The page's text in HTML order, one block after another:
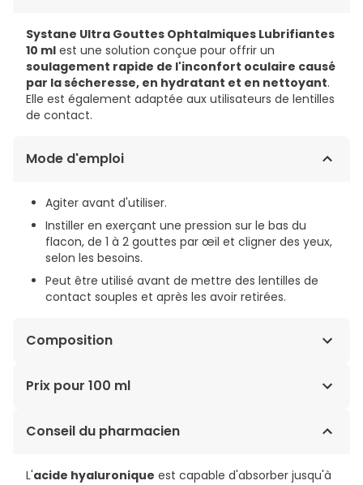
Systane Ultra Gouttes Ophtalmiques Lubrifiantes
10 ml est une solution conçue pour offrir un
soulagement rapide de l'inconfort oculaire causé
par la sécheresse, en hydratant et en nettoyant.
Elle est également adaptée aux utilisateurs de lentilles
de contact.
Mode d'emploi
Agiter avant d'utiliser.
Instiller en exerçant une pression sur le bas du
flacon, de 1 à 2 gouttes par œil et cligner des yeux,
selon les besoins.
Peut être utilisé avant de mettre des lentilles de
contact souples et après les avoir retirées.
Composition
POLYÉTHYLÈNE GLYCOL 400, PROPYLÈNE GLYCOL,
POTASSIUM, CHLORURE DE SODIUM, ÉDÉTATE DISODIQUE,
Prix pour 100 ml
62,30€ / 100 ml
Conseil du pharmacien
L'acide hyaluronique est capable d'absorber jusqu'à